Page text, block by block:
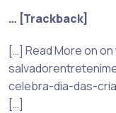
… [Trackback]
[…] Read More on
celebra-dia-das-
[…]